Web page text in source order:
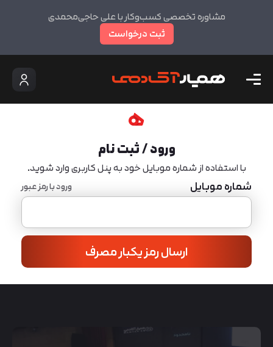
مشاوره تخصصی کسب‌وکار با علی حاجی‌محمدی
ثبت درخواست
ورود / ثبت نام
با استفاده از شماره موبایل خود به پنل کاربری وارد شوید.
شماره موبایل ورود با رمز عبور
ارسال رمز یکبار مصرف